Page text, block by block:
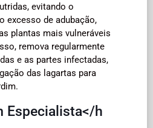
evitando o
excesso de adubação,
plantas mais vulneráveis
remova regularmente
e as partes infectadas,
das lagartas para
Especialista</h